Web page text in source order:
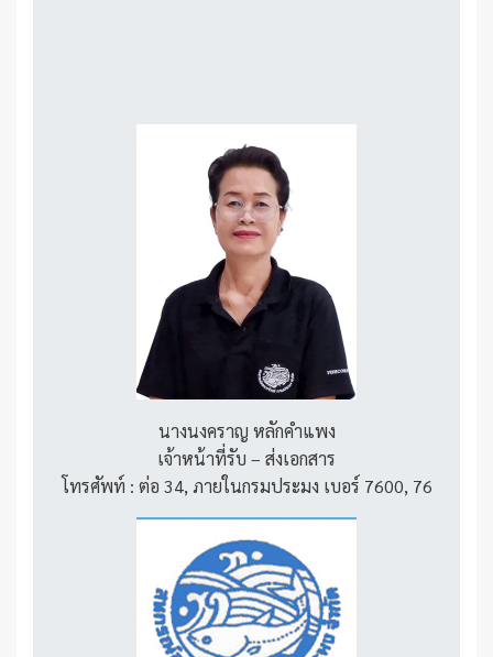
นางนงคราญ หลักคำแพง
เจ้าหน้าที่รับ – ส่งเอกสาร
โทรศัพท์ : ต่อ 34, ภายในกรมประมง เบอร์ 7600, 76